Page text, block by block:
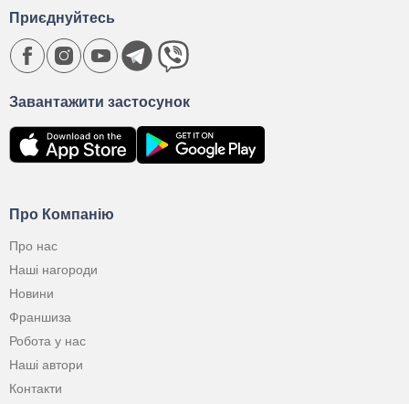
Про Компанію
Про нас
Наші нагороди
Новини
Франшиза
Робота у нас
Наші автори
Контакти
Завантажити застосунок
Приєднуйтесь